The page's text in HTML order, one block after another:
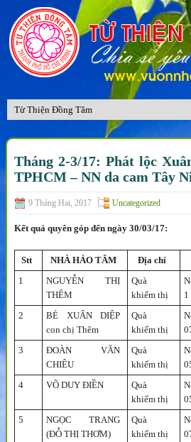
Tháng 2-3/17: Phát lộc
TPHCM – NN da cam Tây
9 Tháng Hai, 2017 Uncategorized
Kết quả quyên góp đến ngày 30/03/17:
Stt NHÀ HẢO TÂM Địa chỉ
1
NGUYỄN THỊ
THÊM
Quà
khiếm thị
1
2
BÉ XUÂN DIỆP
con chị Thêm
Quà
khiếm thị
3
ĐOÀN VĂN
CHIÊU
Quà
khiếm thị
4 VÕ DUY ĐIỀN
Quà
khiếm thị
5
NGỌC TRANG
(ĐỖ THỊ THƠM)
Quà
khiếm thị